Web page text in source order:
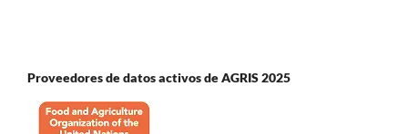
Proveedores de datos activos de AGRIS 2025